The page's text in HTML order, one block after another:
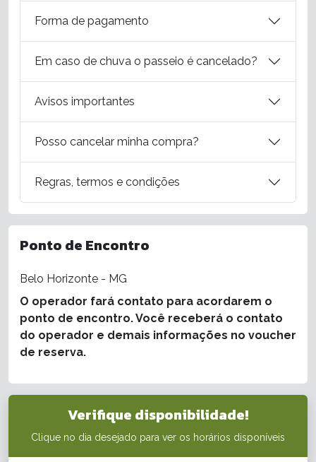
Forma de pagamento
Em caso de chuva o passeio é cancelado?
Avisos importantes
Posso cancelar minha compra?
Regras, termos e condições
Ponto de Encontro
Belo Horizonte - MG
O operador fará contato para acordarem o
ponto de encontro. Você receberá o contato
do operador e demais informações no voucher
de reserva.
Verifique disponibilidade!
Clique no dia desejado para ver os horários disponíveis